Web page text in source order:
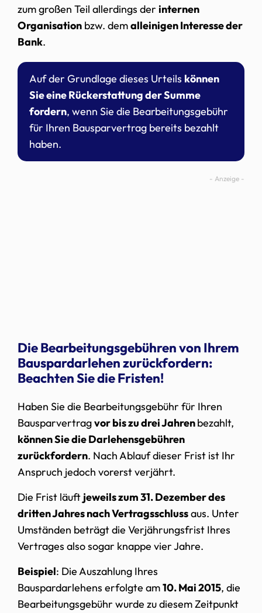
zum großen Teil allerdings der internen
Organisation bzw. demalleinigen Interesse der
Bank.
Auf der Grundlage dieses Urteils können
Sie eine Rückerstattung der Summe
fordern, wenn Sie die Bearbeitungsgebühr
für Ihren Bausparvertrag bereits bezahlt
haben.
Die Bearbeitungsgebühren von Ihrem
Bauspardarlehen zurückfordern:
Beachten Sie die Fristen!
Haben Sie die Bearbeitungsgebühr für Ihren
Bausparvertragvor bis zu drei Jahrenbezahlt,
können Sie die Darlehensgebühren
zurückfordern. Nach Ablauf dieser Frist ist Ihr
Anspruch jedoch vorerst verjährt.
Die Frist läuft jeweils zum 31. Dezember des
dritten Jahres nach Vertragsschlussaus. Unter
Umständen beträgt die Verjährungsfrist Ihres
Vertrages also sogar knappe vier Jahre.
Beispiel: Die Auszahlung Ihres
Bauspardarlehens erfolgte am10. Mai 2015, die
Bearbeitungsgebühr wurde zu diesem Zeitpunkt